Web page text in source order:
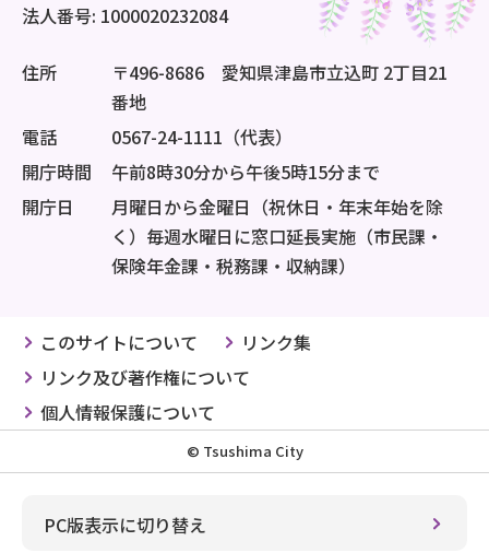
法人番号: 1000020232084
住所
〒496-8686 愛知県津島市立込町 2丁目21
番地
電話
0567-24-1111（代表）
開庁時間
午前8時30分から午後5時15分まで
開庁日
月曜日から金曜日（祝休日・年末年始を除
く）毎週水曜日に窓口延長実施（市民課・
保険年金課・税務課・収納課）
このサイトについて
リンク集
リンク及び著作権について
個人情報保護について
© Tsushima City
PC版表示に切り替え